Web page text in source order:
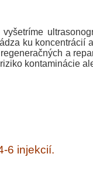
ku koncentrácií
a
kontaminácie
6 injekcií.